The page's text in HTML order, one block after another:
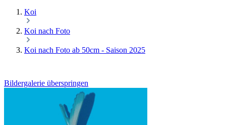
Koi
Koi nach Foto
Koi nach Foto ab 50cm - Saison 2025
Bildergalerie überspringen